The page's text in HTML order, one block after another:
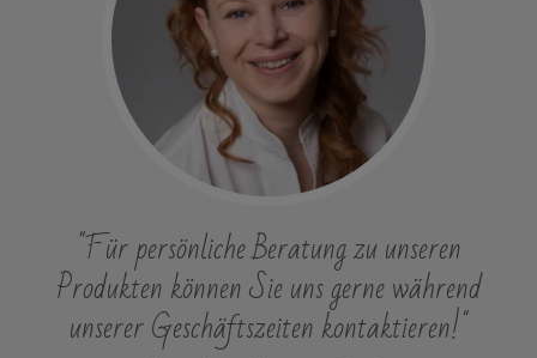
"Für persönliche Beratung zu unseren
Produkten können Sie uns gerne während
unserer Geschäftszeiten kontaktieren!"